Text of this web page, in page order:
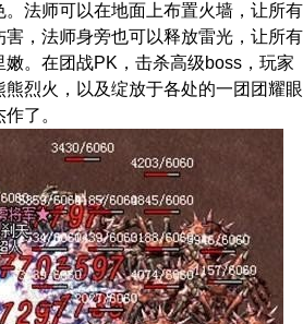
法师可以在地面上布置火墙，让所有
，法师身旁也可以释放雷光，让所有
。在团战PK，击杀高级boss，玩家
烈火，以及绽放于各处的一团团耀眼
了。